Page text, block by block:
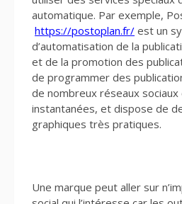
automatique. Par exemple,
https://postoplan.fr/ est un
d’automatisation de la
et de la promotion des
de programmer des
de nombreux réseaux
instantanées, et dispose de
graphiques très pratiques.
Une marque peut aller sur